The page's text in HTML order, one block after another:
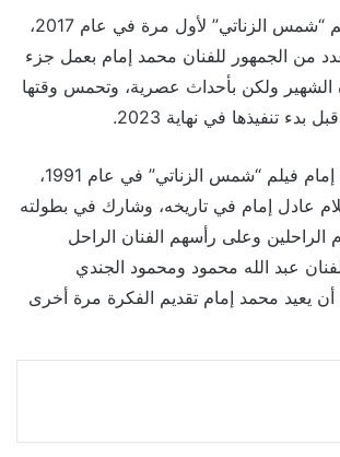
وانطلقت فكرة فيلم “شمس الزناتي” لأول مرة في عام 2017،
من الجمهور للفنان محمد إمام بعمل جزء
الشهير ولكن بأحداث عصرية، وتحمس وقتها
تنفيذها في نهاية 2023.
وقدم الزعيم عادل إمام فيلم “شمس الزناتي” في عام 1991،
عادل إمام في تاريخه، وشارك في بطولته
الراحلين وعلى رأسهم الفنان الراحل
عبد الله محمود ومحمود الجندي
يعيد محمد إمام تقديم الفكرة مرة أخرى